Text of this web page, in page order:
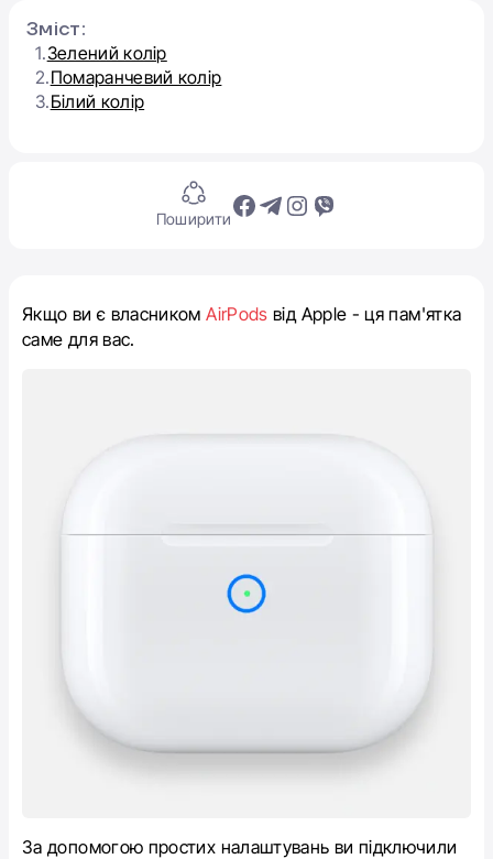
Поширити
Якщо ви є власникомAirPods від Apple - ця пам'ятка
саме для вас.
За допомогою простих налаштувань ви підключили
Зміст:
1.Зелений колір
2.Помаранчевий колір
3.Білий колір